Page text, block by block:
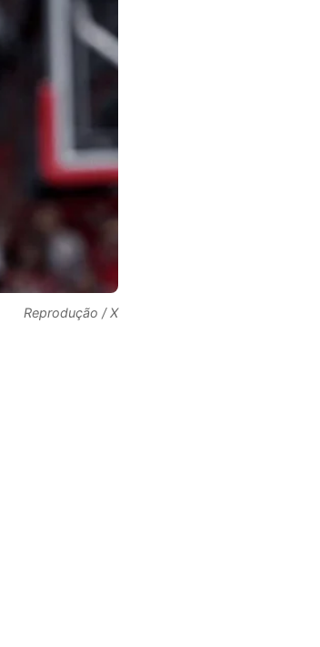
Reprodução / X